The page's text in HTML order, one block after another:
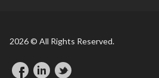
2026 © All Rights Reserved.